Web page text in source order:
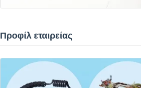
Προφίλ εταιρείας